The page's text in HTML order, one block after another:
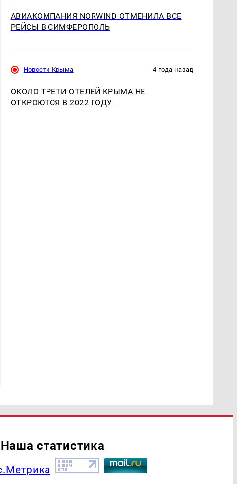
АВИАКОМПАНИЯ NORWIND ОТМЕНИЛА ВСЕ
РЕЙСЫ В СИМФЕРОПОЛЬ
Новости Крыма 4 года назад
ОКОЛО ТРЕТИ ОТЕЛЕЙ КРЫМА НЕ
ОТКРОЮТСЯ В 2022 ГОДУ
Наша статистика